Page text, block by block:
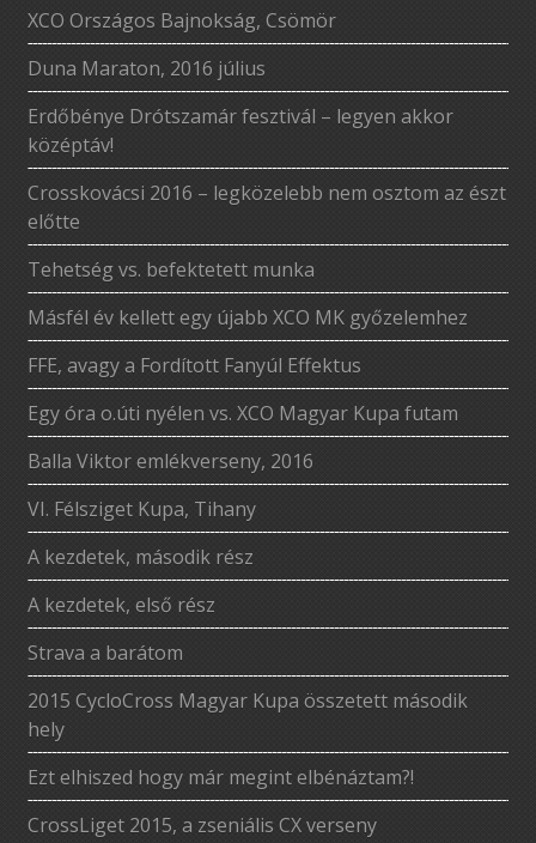
XCO Országos Bajnokság, Csömör
Duna Maraton, 2016 július
Erdőbénye Drótszamár fesztivál – legyen akkor
középtáv!
Crosskovácsi 2016 – legközelebb nem osztom az észt
előtte
Tehetség vs. befektetett munka
Másfél év kellett egy újabb XCO MK győzelemhez
FFE, avagy a Fordított Fanyúl Effektus
Egy óra o.úti nyélen vs. XCO Magyar Kupa futam
Balla Viktor emlékverseny, 2016
VI. Félsziget Kupa, Tihany
A kezdetek, második rész
A kezdetek, első rész
Strava a barátom
2015 CycloCross Magyar Kupa összetett második
hely
Ezt elhiszed hogy már megint elbénáztam?!
CrossLiget 2015, a zseniális CX verseny